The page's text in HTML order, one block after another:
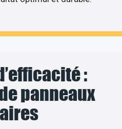
:
panneaux